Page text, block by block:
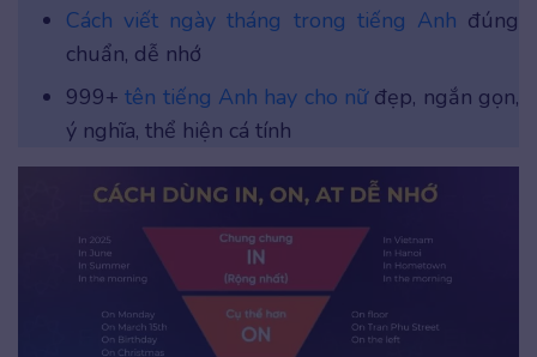
Cách viết ngày tháng trong tiếng Anh đúng
chuẩn, dễ nhớ
999+tên tiếng Anh hay cho nữđẹp, ngắn gọn,
ý nghĩa, thể hiện cá tính